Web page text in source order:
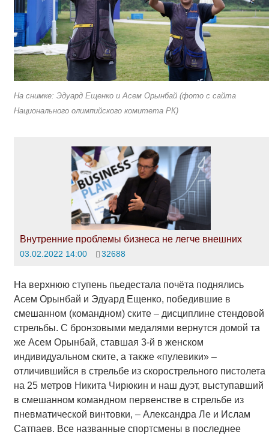
На снимке: Эдуард Ещенко и Асем Орынбай (фото с сайта
Национального олимпийского комитета РК)
Внутренние проблемы бизнеса не легче внешних
03.02.2022 14:00 32688
На верхнюю ступень пьедестала почёта поднялись
Асем Орынбай и Эдуард Ещенко, победившие в
смешанном (командном) ските – дисциплине стендовой
стрельбы. С бронзовыми медалями вернутся домой та
же Асем Орынбай, ставшая 3-й в женском
индивидуальном ските, а также «пулевики» –
отличившийся в стрельбе из скорострельного пистолета
на 25 метров Никита Чирюкин и наш дуэт, выступавший
в смешанном командном первенстве в стрельбе из
пневматической винтовки, – Александра Ле и Ислам
Сатпаев. Все названные спортсмены в последнее